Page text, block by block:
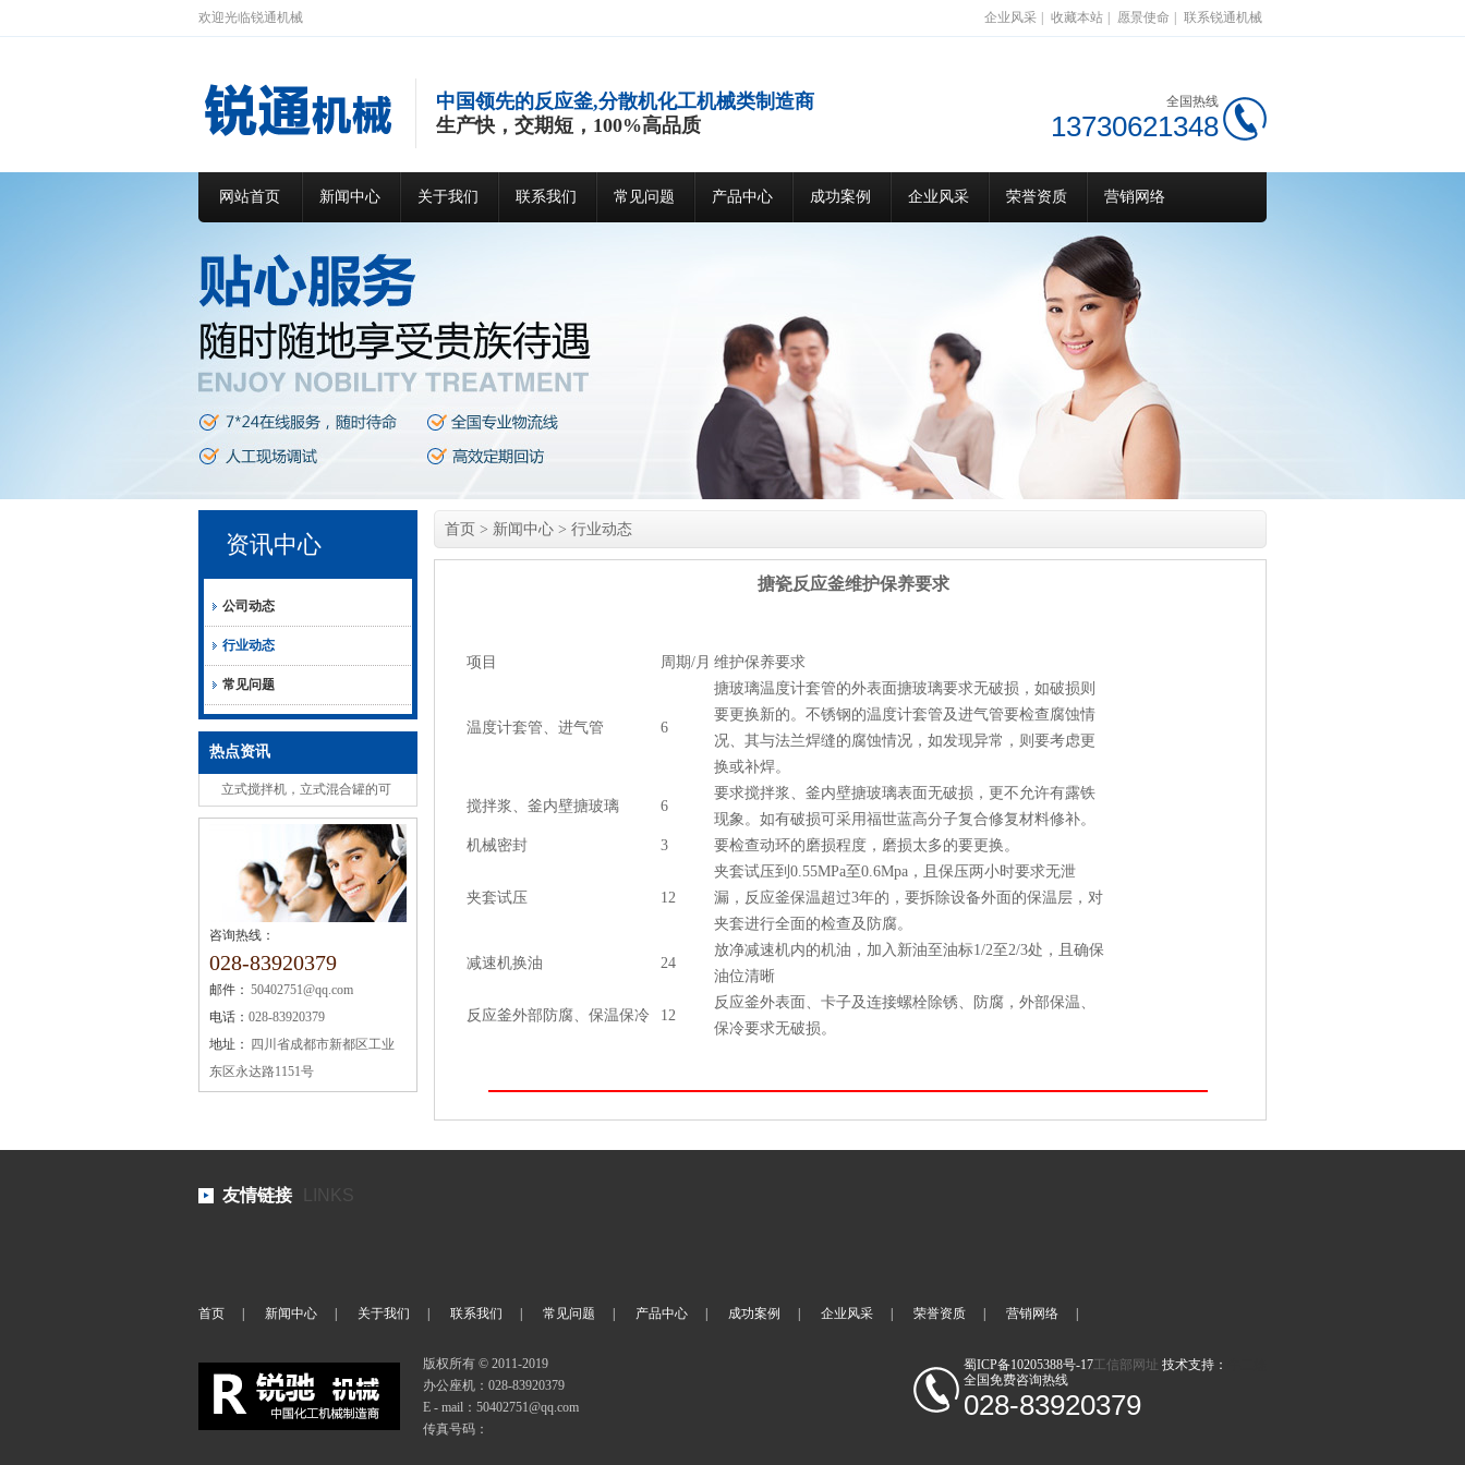
欢迎光临锐通机械 企业风采 收藏本站 愿景使命 联系锐通机械
中国领先的反应釜,分散机化工机械类制造商
生产快，交期短，100%高品质
全国热线
13730621348
网站首页 新闻中心 关于我们 联系我们 常见问题 产品中心 成功案例 企业风采 荣誉资质 营销网络
资讯中心
公司动态
行业动态
常见问题
热点资讯
立式搅拌机，立式混合罐的可
选组成安全注意事项
咨询热线：
028-83920379
邮件： 50402751@qq.com
电话： 028-83920379
地址：
四川省成都市新都区工业
东区永达路1151号
首页 > 新闻中心 > 行业动态
搪瓷反应釜维护保养要求
项目 周期/月 维护保养要求
温度计套管、进气管 6
搪玻璃温度计套管的外表面搪玻璃要求无破损，如破损则
要更换新的。不锈钢的温度计套管及进气管要检查腐蚀情
况、其与法兰焊缝的腐蚀情况，如发现异常，则要考虑更
换或补焊。
搅拌浆、釜内壁搪玻璃 6
要求搅拌浆、釜内壁搪玻璃表面无破损，更不允许有露铁
现象。如有破损可采用福世蓝高分子复合修复材料修补。
机械密封
3 要检查动环的磨损程度，磨损太多的要更换。
夹套试压 12
夹套试压到0.55MPa至0.6Mpa，且保压两小时要求无泄
漏，反应釜保温超过3年的，要拆除设备外面的保温层，对
夹套进行全面的检查及防腐。
减速机换油 24
放净减速机内的机油，加入新油至油标1/2至2/3处，且确保
油位清晰
反应釜外部防腐、保温保冷 12
反应釜外表面、卡子及连接螺栓除锈、防腐，外部保温、
保冷要求无破损。
友情链接 LINKS
首页 新闻中心 关于我们 联系我们 常见问题 产品中心 成功案例 企业风采 荣誉资质 营销网络
版权所有 © 2011-2019
办公座机：028-83920379
E - mail：50402751@qq.com
传真号码：
蜀ICP备10205388号-17工信部网址 技术支持：
全国免费咨询热线
028-83920379